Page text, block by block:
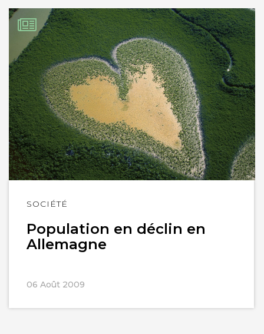
SOCIÉTÉ
Population en déclin en
Allemagne
06 Août 2009
Lire